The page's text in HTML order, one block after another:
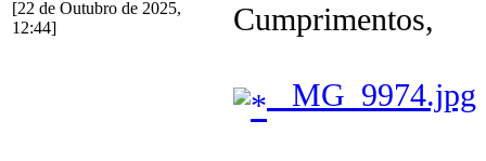
[22 de Outubro de 2025,
12:44]
Cumprimentos,
_MG_9974.jpg